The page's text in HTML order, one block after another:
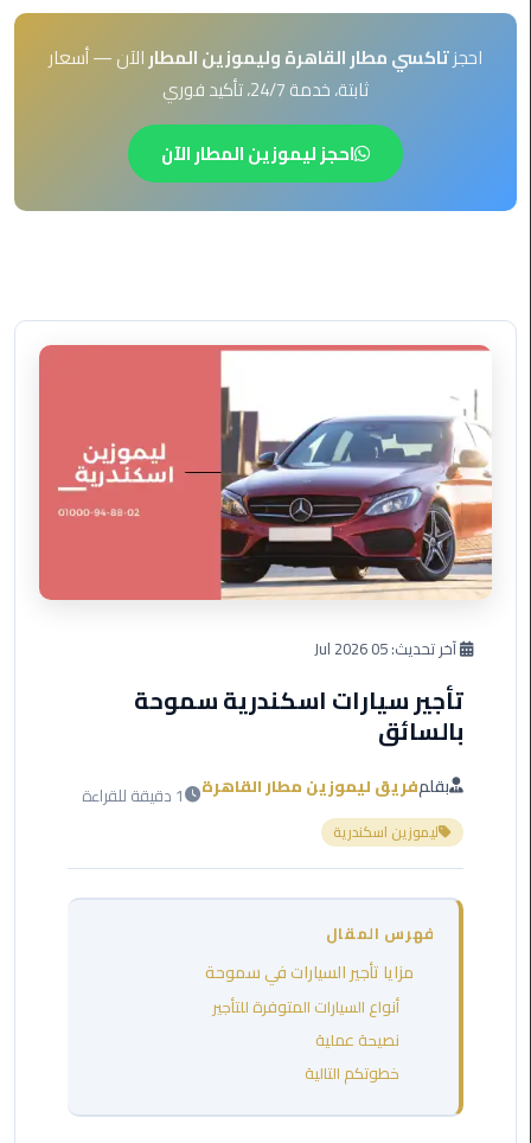
EN
AR
برج
ليموزين
ليموزين
العرب
القاهرة
ليموزين
برج
العرب
دهب
العرب
ليموزين
العرب
الشيخ
احجزتاكسي مطار القاهرة وليموزين المطارالآن — أسعار
ثابتة، خدمة 24/7، تأكيد فوري
احجز ليموزين المطار الآن
آخر تحديث:05 Jul 2026
تأجير سيارات اسكندرية سموحة
بالسائق
بقلمفريق ليموزين مطار القاهرة 1 دقيقة للقراءة
ليموزين اسكندرية
فهرس المقال
مزايا تأجير السيارات في سموحة
أنواع السيارات المتوفرة للتأجير
نصيحة عملية
خطوتكم التالية